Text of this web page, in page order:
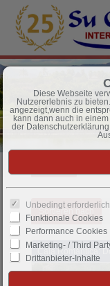
über
Sortieren nach
Diese Webseite
Nutzererlebnis zu
angezeigt,wenn die
kann dann auch in
der
Unbedingt
Funktionale Cookies
Performance Cookies
Marketing- / Third
Drittanbieter-Inhalte